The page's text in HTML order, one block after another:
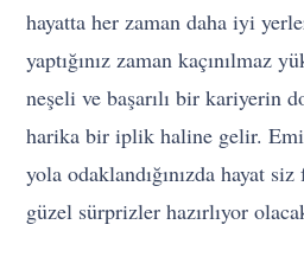
hayatta her zaman daha iyi
yaptığınız zaman kaçınılmaz
neşeli ve başarılı bir kariyerin
harika bir iplik haline gelir.
yola odaklandığınızda hayat
güzel sürprizler hazırlıyor